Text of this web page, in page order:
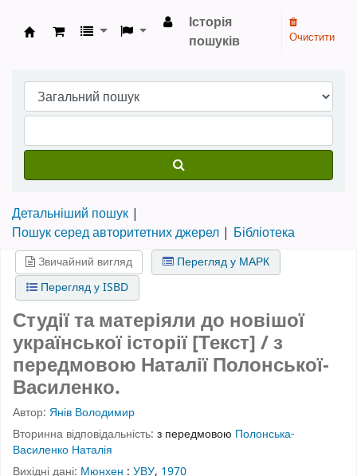
Бібліотека НТШ › Електронний каталог
Історія
пошуків
Очистити
Детальніший пошук
Пошук серед авторитетних джерел
Бібліотека
Звичайний вигляд
Перегляд у МАРК
Перегляд у ISBD
Студії та матеріяли до новішої
української історії [Текст] / з
передмовою Наталії Полонської-
Василенко.
Автор: Янів Володимир
Вторинна відповідальність: з передмовою Полонська-
Василенко Наталія
Вихідні дані: Мюнхен : УВУ, 1970